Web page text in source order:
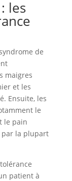
les
de
maigres
et les
Ensuite, les
le
le pain
par la plupart
patient à